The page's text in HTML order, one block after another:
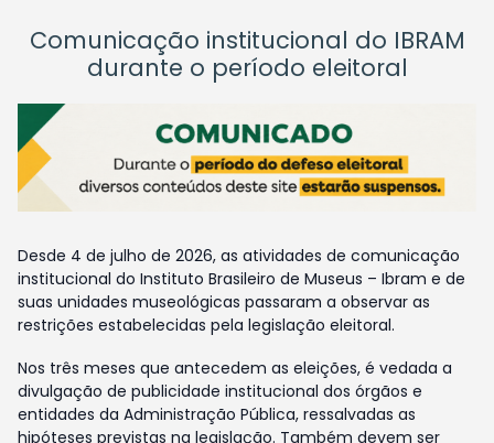
Comunicação institucional do IBRAM
durante o período eleitoral
Desde 4 de julho de 2026, as atividades de comunicação
institucional do Instituto Brasileiro de Museus – Ibram e de
suas unidades museológicas passaram a observar as
restrições estabelecidas pela legislação eleitoral.
Nos três meses que antecedem as eleições, é vedada a
divulgação de publicidade institucional dos órgãos e
entidades da Administração Pública, ressalvadas as
hipóteses previstas na legislação. Também devem ser